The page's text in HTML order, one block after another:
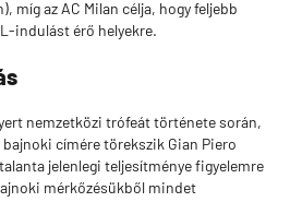
míg az AC Milan célja, hogy feljebb
indulást érő helyekre.
nemzetközi trófeát története során,
címére törekszik Gian Piero
jelenlegi teljesítménye figyelemre
mérkőzésükből mindet